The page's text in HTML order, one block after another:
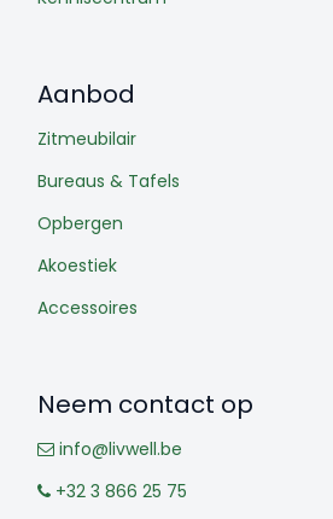
Aanbod
Zitmeubilair
Bureaus & Tafels
Opbergen
Akoestiek
Accessoires
Neem contact op
info@livwell.be
+32 3 866 25 75